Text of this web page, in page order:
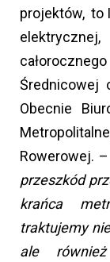
projektów, to
Średnicowej
Obecnie
Rowerowej. –
przeszkód
krańca
traktujemy
ale również